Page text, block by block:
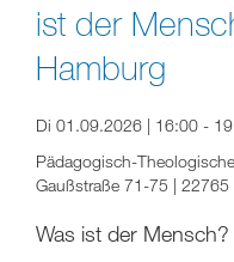
ist der
Hamburg
Di 01.09.2026 | 16:00 -
Pädagogisch-
Gaußstraße 71-75 |
Was ist der